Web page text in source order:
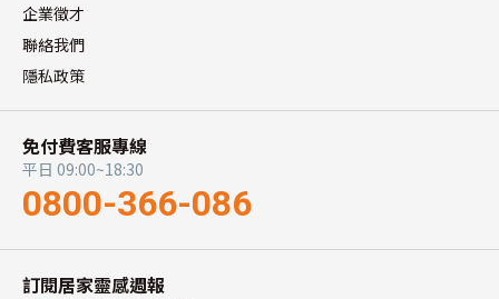
企業徵才
聯絡我們
隱私政策
免付費客服專線
平日 09:00~18:30
0800-366-086
訂閱居家靈感週報